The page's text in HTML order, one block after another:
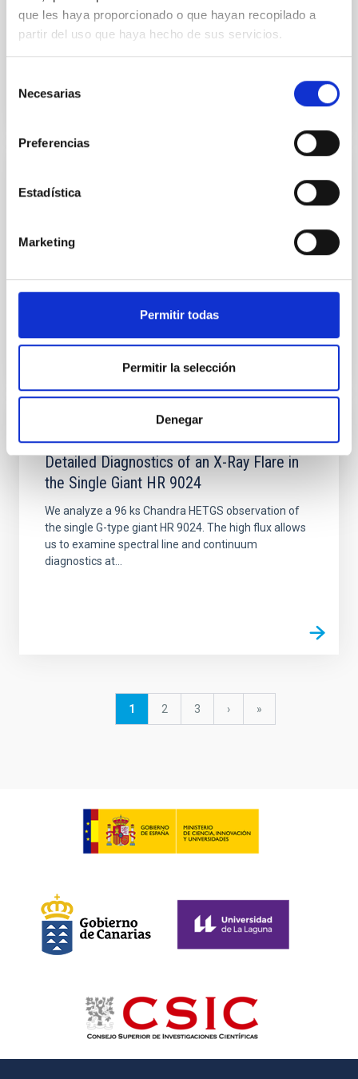
que les haya proporcionado o que hayan recopilado a
partir del uso que haya hecho de sus servicios.
Necesarias
Preferencias
Estadística
Marketing
Permitir todas
Permitir la selección
Denegar
saturated-supersaturated boundary but a decline
beyond...
Teegarden's star is a late-type M-dwarf planet host,
this paper we present an extensive...
Detailed Diagnostics of an X-Ray Flare in
the Single Giant HR 9024
We analyze a 96 ks Chandra HETGS observation of
the single G-type giant HR 9024. The high flux allows
us to examine spectral line and continuum
diagnostics at...
Página
1 Página
2 Página
3
Siguiente
›
última
»